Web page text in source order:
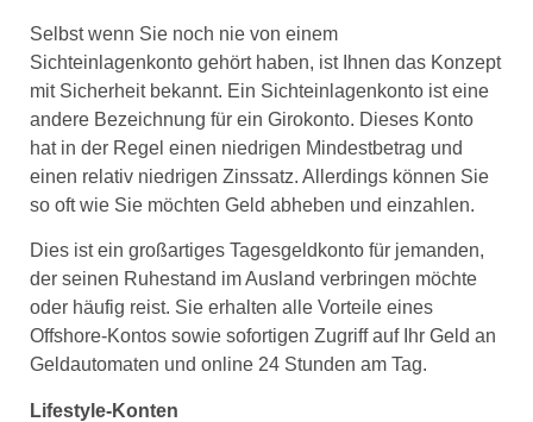
Selbst wenn Sie noch nie von einem
Sichteinlagenkonto gehört haben, ist Ihnen das Konzept
mit Sicherheit bekannt. Ein Sichteinlagenkonto ist eine
andere Bezeichnung für ein Girokonto. Dieses Konto
hat in der Regel einen niedrigen Mindestbetrag und
einen relativ niedrigen Zinssatz. Allerdings können Sie
so oft wie Sie möchten Geld abheben und einzahlen.
Dies ist ein großartiges Tagesgeldkonto für jemanden,
der seinen Ruhestand im Ausland verbringen möchte
oder häufig reist. Sie erhalten alle Vorteile eines
Offshore-Kontos sowie sofortigen Zugriff auf Ihr Geld an
Geldautomaten und online 24 Stunden am Tag.
Lifestyle-Konten